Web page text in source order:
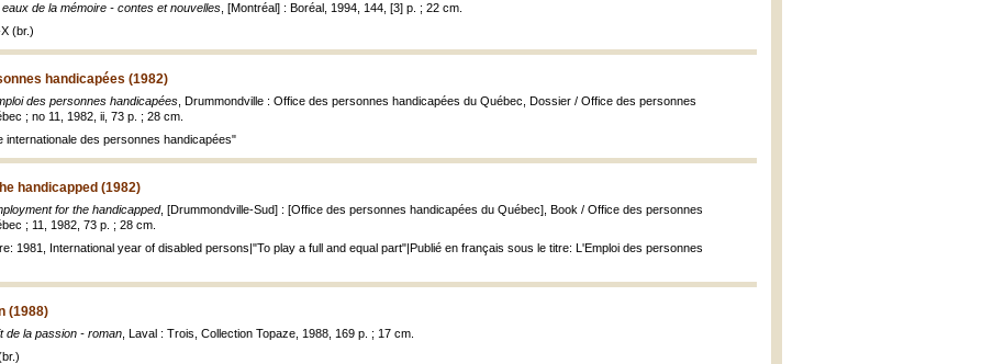
de la mémoire - contes et nouvelles , [Montréal] : Boréal, 1994, 144, [3] p. ; 22 cm.
(br.)
handicapées (1982)
des personnes handicapées , Drummondville : Office des personnes handicapées du Québec, Dossier / Office des personnes
; no 11, 1982, ii, 73 p. ; 28 cm.
internationale des personnes handicapées"
handicapped (1982)
for the handicapped, [Drummondville-Sud] : [Office des personnes handicapées du Québec], Book / Office des personnes
; 11, 1982, 73 p. ; 28 cm.
1981, International year of disabled persons|"To play a full and equal part"|Publié en français sous le titre: L'Emploi des personnes
(1988)
de la passion - roman , Laval : Trois, Collection Topaze, 1988, 169 p. ; 17 cm.